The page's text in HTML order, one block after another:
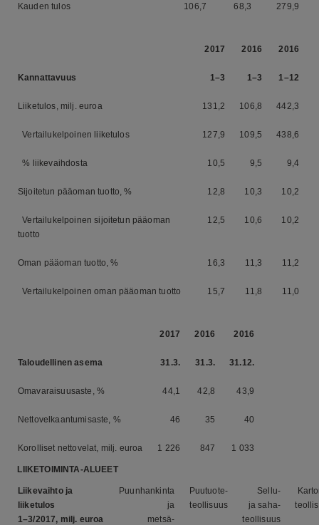
Kauden tulos 106,7 68,3 279,9
2017 2016 2016
Kannattavuus 1–3 1–3 1–12
Liiketulos, milj. euroa 131,2 106,8 442,3
Vertailukelpoinen liiketulos 127,9 109,5 438,6
% liikevaihdosta 10,5 9,5 9,4
Sijoitetun pääoman tuotto, % 12,8 10,3 10,2
Vertailukelpoinen sijoitetun pääoman
tuotto
12,5 10,6 10,2
Oman pääoman tuotto, % 16,3 11,3 11,2
Vertailukelpoinen oman pääoman tuotto 15,7 11,8 11,0
2017 2016 2016
Taloudellinen asema 31.3. 31.3. 31.12.
Omavaraisuusaste, % 44,1 42,8 43,9
Nettovelkaantumisaste, % 46 35 40
Korolliset nettovelat, milj. euroa 1 226 847 1 033
LIIKETOIMINTA-ALUEET
Liikevaihto ja
liiketulos
1–3/2017, milj. euroa
Puunhankinta
ja
metsä-
Puutuote-
teollisuus
Sellu-
ja saha-
teollisuus